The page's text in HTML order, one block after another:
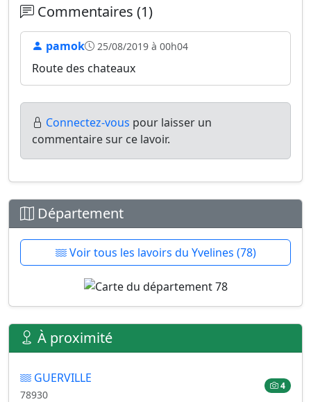
Commentaires (1)
pamok 25/08/2019 à 00h04
Route des chateaux
Connectez-vous pour laisser un
commentaire sur ce lavoir.
Département
Voir tous les lavoirs du Yvelines (78)
À proximité
GUERVILLE
78930
4